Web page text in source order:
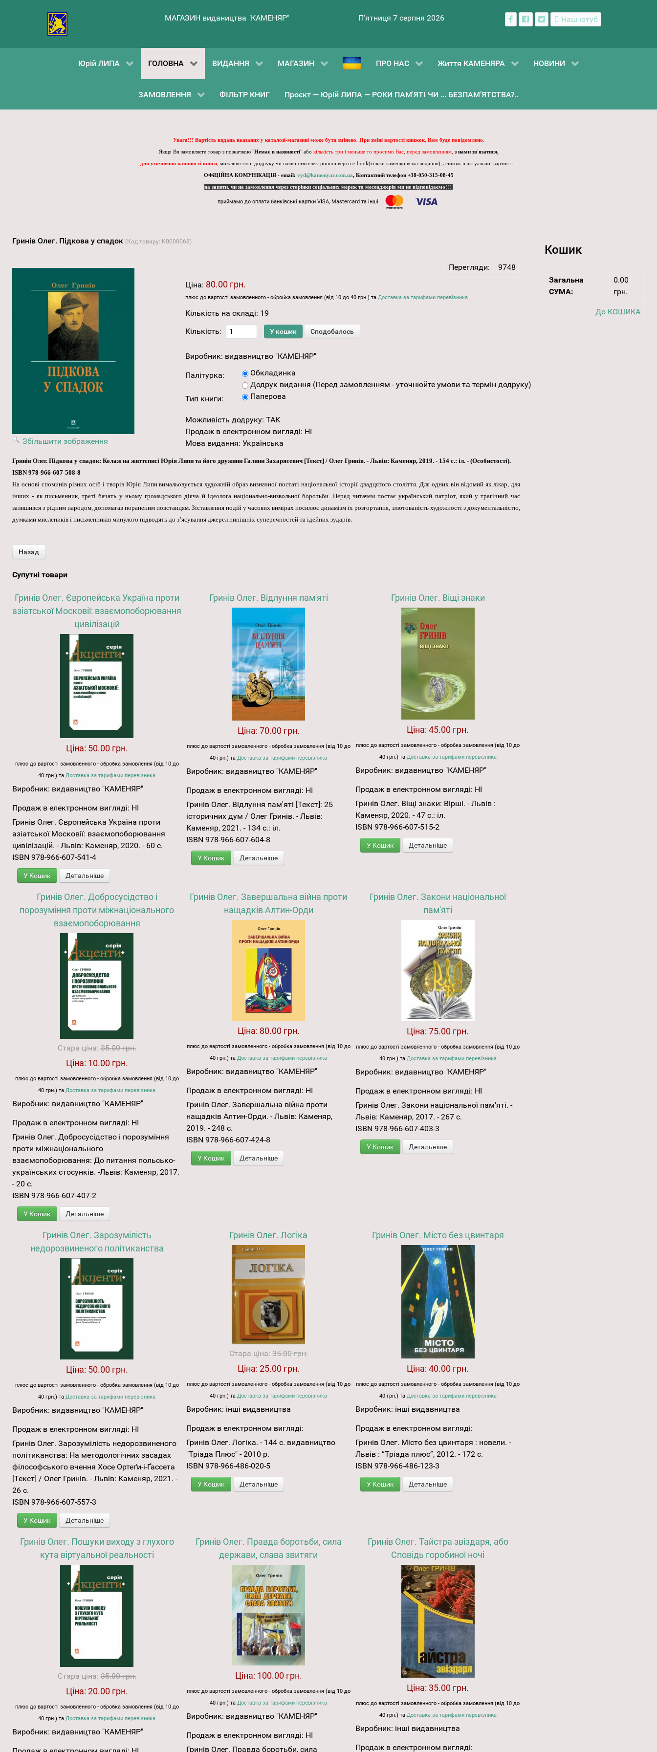
МАГАЗИН видаництва "КАМЕНЯР" П'ятниця 7 серпня 2026 Наш ютуб
Юрій ЛИПА ГОЛОВНА ВИДАННЯ МАГАЗИН ПРО НАС Життя КАМЕНЯРА НОВИНИ
ЗАМОВЛЕННЯ ФІЛЬТР КНИГ Проєкт — Юрій ЛИПА — РОКИ ПАМ'ЯТІ ЧИ ... БЕЗПАМ’ЯТСТВА?..
Увага!!! Вартість видань вказаних у каталозі-магазині може бути змінено. При зміні вартості книжок, Вам буде повідомлено.
Якщо Ви замовляєте товар з позначкою "Немає в наявності" або кількість три і меньше то просимо Вас, перед замовленням, з нами зв'язатися,
для уточнення наявності книги, можливістю її додруку чи наявністю електронної версії e-book(тільки каменярівські видання), а також її актуальної вартості.
ОФіЦІЙНА КОМУНІКАЦІЯ - email: vyd@kamenyar.com.ua, Контактний телефон +38-050-315-08-45
на запити, чи на замовлення через сторінки соціальних мереж та месенджерів ми не відповідаємо!!!
приймамо до оплати банківські картки VISA, Mastercard та інші.
Гринів Олег. Підкова у спадок (Код товару: K0000068)
Перегляди: 9748
Збільшити зображення
Ціна: 80.00 грн.
плюс до вартості замовленного - обробка замовлення (від 10 до 40 грн.) та Доставка за тарифами перевізника
Кількість на складі: 19
Кількість:
Виробник: видавництво "КАМЕНЯР"
Палітурка:
Обкладинка
Додрук видання (Перед замовленням - уточнюйте умови та термін додруку)
Тип книги:
Паперова
Можливість додруку: ТАК
Продаж в електронном вигляді: НІ
Мова видання: Українська
Гринів Олег. Підкова у спадок: Колаж на життєписі Юрія Липи та його дружини Галини Захарясевич [Текст] / Олег Гринів. - Львів: Каменяр, 2019. - 154 с.: іл. - (Особистості).
ISBN 978-966-607-508-8
На основі споминів різних осіб і творів Юрія Липи вимальовується художній образ визначної постаті національної історії двадцятого століття. Для одних він відомий як лікар, для
інших - як письменник, треті бачать у ньому громадського діяча й ідеолога національно-визвольної боротьби. Перед читачем постає український патріот, який у трагічний час
залишився з рідним народом, допомагав пораненим повстанцям. Зіставлення подій у часових вимірах посилює динамізм їх розгортання, злютованість художності з документальністю,
думками мислеників і письменників минулого підводять до з’ясування джерел нинішніх суперечностей та ідейних зударів.
Супутні товари
Гринів Олег. Європейська Україна проти
азіатської Московії: взаємопоборювання
цивілізацій
Ціна: 50.00 грн.
плюс до вартості замовленного - обробка замовлення (від 10 до
40 грн.) таДоставка за тарифами перевізника
Виробник: видавництво "КАМЕНЯР"
Продаж в електронном вигляді: НІ
Гринів Олег. Європейська Україна проти
азіатської Московії: взаємопоборювання
цивілізацій. - Львів: Каменяр, 2020. - 60 с.
ISBN 978-966-607-541-4
У Кошик Детальніше
Гринів Олег. Відлуння пам'яті
Ціна: 70.00 грн.
плюс до вартості замовленного - обробка замовлення (від 10 до
40 грн.) таДоставка за тарифами перевізника
Виробник: видавництво "КАМЕНЯР"
Продаж в електронном вигляді: НІ
Гринів Олег. Відлуння пам'яті [Текст]: 25
історичних дум / Олег Гринів. - Львів:
Каменяр, 2021. - 134 с.: іл.
ISBN 978-966-607-604-8
У Кошик Детальніше
Гринів Олег. Віщі знаки
Ціна: 45.00 грн.
плюс до вартості замовленного - обробка замовлення (від 10 до
40 грн.) та Доставка за тарифами перевізника
Виробник: видавництво "КАМЕНЯР"
Продаж в електронном вигляді: НІ
Гринів Олег. Віщі знаки: Вірші. - Львів :
Каменяр, 2020. - 47 с.: іл.
ISBN 978-966-607-515-2
У Кошик Детальніше
Гринів Олег. Добросусідство і
порозуміння проти міжнаціонального
взаємопоборювання
Стара ціна:35.00 грн.
Ціна: 10.00 грн.
плюс до вартості замовленного - обробка замовлення (від 10 до
40 грн.) таДоставка за тарифами перевізника
Виробник: видавництво "КАМЕНЯР"
Продаж в електронном вигляді: НІ
Гринів Олег. Добросусідство і порозуміння
проти міжнаціонального
взаємопоборювання: До питання польсько-
українських стосунків. -Львів: Каменяр, 2017.
- 20 с.
ISBN 978-966-607-407-2
У Кошик Детальніше
Гринів Олег. Завершальна війна проти
нащадків Алтин-Орди
Ціна: 80.00 грн.
плюс до вартості замовленного - обробка замовлення (від 10 до
40 грн.) таДоставка за тарифами перевізника
Виробник: видавництво "КАМЕНЯР"
Продаж в електронном вигляді: НІ
Гринів Олег. Завершальна війна проти
нащадків Алтин-Орди. - Львів: Каменяр,
2019. - 248 с.
ISBN 978-966-607-424-8
У Кошик Детальніше
Гринів Олег. Закони національної
пам'яті
Ціна: 75.00 грн.
плюс до вартості замовленного - обробка замовлення (від 10 до
40 грн.) та Доставка за тарифами перевізника
Виробник: видавництво "КАМЕНЯР"
Продаж в електронном вигляді: НІ
Гринів Олег. Закони національної пам'яті. -
Львів: Каменяр, 2017. - 267 с.
ISBN 978-966-607-403-3
У Кошик Детальніше
Гринів Олег. Зарозумілість
недорозвиненого політиканства
Ціна: 50.00 грн.
плюс до вартості замовленного - обробка замовлення (від 10 до
40 грн.) таДоставка за тарифами перевізника
Виробник: видавництво "КАМЕНЯР"
Продаж в електронном вигляді: НІ
Гринів Олег. Зарозумілість недорозвиненого
політиканства: На методологічних засадах
філософського вчення Хосе Ортеґи-і-Ґассета
[Текст] / Олег Гринів. - Львів: Каменяр, 2021. -
26 с.
ISBN 978-966-607-557-3
У Кошик Детальніше
Гринів Олег. Логіка
Стара ціна: 35.00 грн.
Ціна: 25.00 грн.
плюс до вартості замовленного - обробка замовлення (від 10 до
40 грн.) таДоставка за тарифами перевізника
Виробник: інші видавництва
Продаж в електронном вигляді:
Гринів Олег. Логіка. - 144 с. видавництво
"Тріада Плюс" - 2010 р.
ISBN 978-966-486-020-5
У Кошик Детальніше
Гринів Олег. Місто без цвинтаря
Ціна: 40.00 грн.
плюс до вартості замовленного - обробка замовлення (від 10 до
40 грн.) та Доставка за тарифами перевізника
Виробник: інші видавництва
Продаж в електронном вигляді:
Гринів Олег. Місто без цвинтаря : новели. -
Львів : “Тріада плюс”, 2012. - 172 с.
ISBN 978-966-486-123-3
У Кошик Детальніше
Гринів Олег. Пошуки виходу з глухого
кута віртуальної реальності
Стара ціна:35.00 грн.
Ціна: 20.00 грн.
плюс до вартості замовленного - обробка замовлення (від 10 до
40 грн.) таДоставка за тарифами перевізника
Виробник: видавництво "КАМЕНЯР"
Гринів Олег. Правда боротьби, сила
держави, слава звитяги
Ціна: 100.00 грн.
плюс до вартості замовленного - обробка замовлення (від 10 до
40 грн.) таДоставка за тарифами перевізника
Виробник: видавництво "КАМЕНЯР"
Продаж в електронном вигляді: НІ
Гринів Олег. Правда боротьби, сила
Гринів Олег. Тайстра звіздаря, або
Сповідь горобиної ночі
Ціна: 35.00 грн.
плюс до вартості замовленного - обробка замовлення (від 10 до
40 грн.) та Доставка за тарифами перевізника
Виробник: інші видавництва
Продаж в електронном вигляді:
Кошик
Загальна
СУМА:
0.00
грн.
До КОШИКА